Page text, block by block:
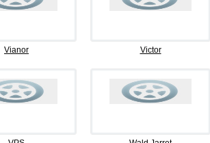
Vianor Victor